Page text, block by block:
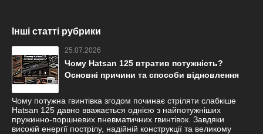
Інші статті рубрики
25.07.2026
Чому Hatsan 125 втратив потужність?
Основні причини та способи відновлення
Чому потужна гвинтівка згодом починає стріляти слабкіше
Hatsan 125 давно вважається однією з найпотужніших
пружинно-поршневих пневматичних гвинтівок. Завдяки
високій енергії пострілу, надійній конструкції та великому